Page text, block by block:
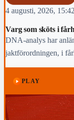
4 augusti, 2026, 15:42
Varg som sköts i
DNA-analys har
jaktförordningen, i
PLAY